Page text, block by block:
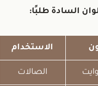
السادة طلبًا:
الاستخدام
الصالات